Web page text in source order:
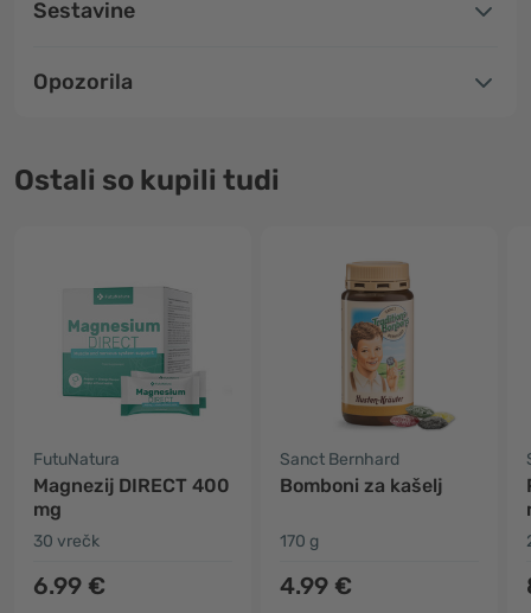
Sestavine
Opozorila
Ostali so kupili tudi
FutuNatura
Magnezij DIRECT 400
mg
30 vrečk
6.99 €
Sanct Bernhard
Bomboni za kašelj
170 g
4.99 €